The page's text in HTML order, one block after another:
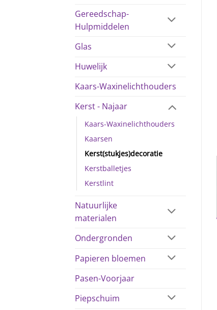
Gereedschap-
Hulpmiddelen
Glas
Huwelijk
Kaars-Waxinelichthouders
Kerst - Najaar
Kaars-Waxinelichthouders
Kaarsen
Kerst(stukjes)decoratie
Kerstballetjes
Kerstlint
Natuurlijke
materialen
Ondergronden
Papieren bloemen
Pasen-Voorjaar
Piepschuim